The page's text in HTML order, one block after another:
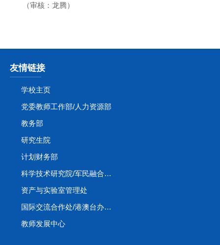
（审核：龙腾）
友情链接
学校主页
党委教师工作部/人力资源部
教务部
研究生院
计划财务部
科学技术研究院/军民融合创新研究院
资产与实验室管理处
国际交流合作处/港澳台办公室
教师发展中心